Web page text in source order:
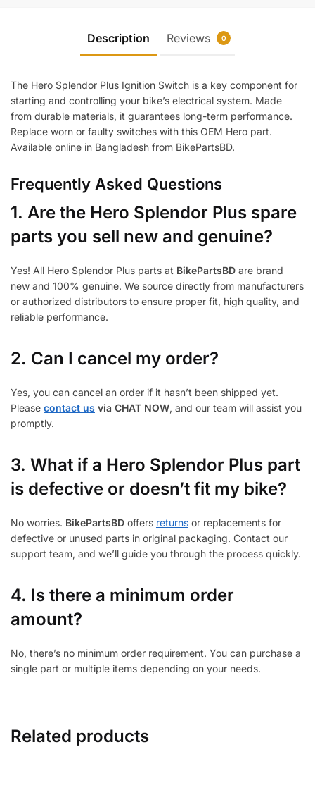
Description Reviews 0
The Hero Splendor Plus Ignition Switch is a key component for
starting and controlling your bike’s electrical system. Made
from durable materials, it guarantees long-term performance.
Replace worn or faulty switches with this OEM Hero part.
Available online in Bangladesh from BikePartsBD.
Frequently Asked Questions
1. Are the Hero Splendor Plus spare
parts you sell new and genuine?
Yes! All Hero Splendor Plus parts at BikePartsBD are brand
new and 100% genuine. We source directly from manufacturers
or authorized distributors to ensure proper fit, high quality, and
reliable performance.
2. Can I cancel my order?
Yes, you can cancel an order if it hasn’t been shipped yet.
Please contact us via CHAT NOW, and our team will assist you
promptly.
3. What if a Hero Splendor Plus part
is defective or doesn’t fit my bike?
No worries. BikePartsBD offers returns or replacements for
defective or unused parts in original packaging. Contact our
support team, and we’ll guide you through the process quickly.
4. Is there a minimum order
amount?
No, there’s no minimum order requirement. You can purchase a
single part or multiple items depending on your needs.
Related products